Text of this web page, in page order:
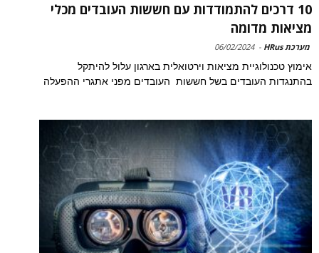
10 דרכים להתמודדות עם חששות העובדים מכלי
מציאות מדומה
מערכת HRus -
06/02/2024
אימוץ טכנולוגיית מציאות וירטואלית בארגון עלול להיתקל
בהתנגדות העובדים בשל חששות העובדים מפני אתגרי ההפעלה